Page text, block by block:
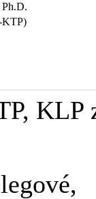
Ph.D.
KTP)